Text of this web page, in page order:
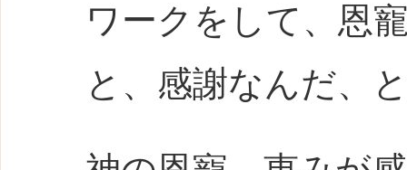
ワークをして、恩
と、感謝なんだ、